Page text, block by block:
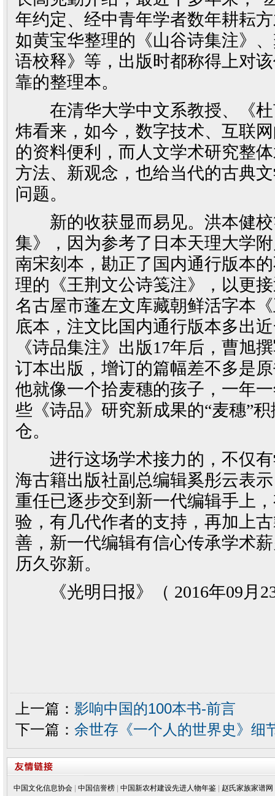
年约定、经中青年学者数年耕耘
如黄宝华整理的《山谷诗集注》
语校释》等，出版时都称得上对
靠的整理本。
在清华大学中文系教授、《杜
炜看来，如今，数字技术、互联
的资料便利，而人文学术研究整
方法、新观念，也给当代的古典
问题。
新的收获显而易见。洪本健校
集》，因为参考了日本天理大学
南宋刻本，勘正了国内通行版本
理的《王荆文公诗笺注》，以更
名古屋市蓬左文库藏朝鲜活字本
底本，注文比国内通行版本多出
《诗品集注》出版17年后，曹旭
订本出版，增订的篇幅差不多是
他就像一个拾麦穗的孩子，一年
些《诗品》研究新成果的“麦穗”
仓。
进行这场学术接力的，不仅有
海古籍出版社副总编辑奚彤云表
重任已逐步交到新一代编辑手上
验，有几代作者的支持，再加上
善，新一代编辑有信心传承学术
历久弥新。
《光明日报》（ 2016年09月
上一篇： 影响中国的100本书-前言
下一篇： 余世存《一个人的世界史》细
中国文化信息协会 中国信誉榜 中国新农村建设先进人物年鉴 赵氏家族家谱网